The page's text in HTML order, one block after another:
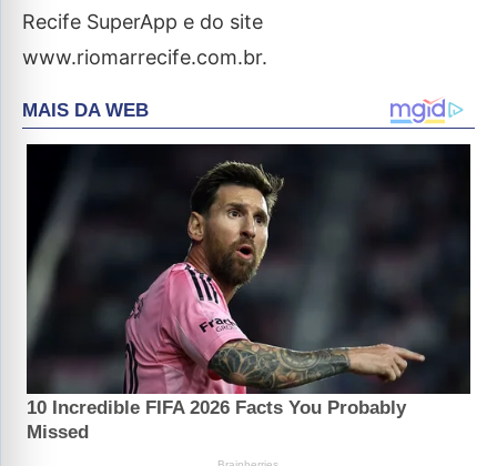
Recife SuperApp e do site
www.riomarrecife.com.br.